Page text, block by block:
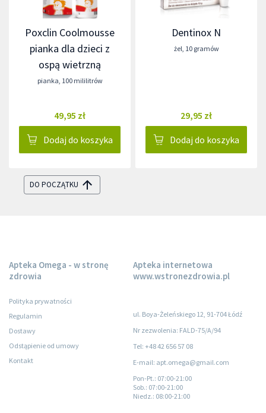
Poxclin Coolmousse
pianka dla dzieci z
ospą wietrzną
pianka, 100 mililitrów
49,95 zł
Dodaj do koszyka
Dentinox N
żel, 10 gramów
29,95 zł
Dodaj do koszyka
DO POCZĄTKU
Apteka Omega - w stronę
zdrowia
Polityka prywatności
Regulamin
Dostawy
Odstąpienie od umowy
Kontakt
Apteka internetowa
www.wstronezdrowia.pl
ul. Boya-Żeleńskiego 12, 91-704 Łódź
Nr zezwolenia: FALD-75/A/94
Tel: +48 42 656 57 08
E-mail: apt.omega@gmail.com
Pon-Pt.: 07:00-21:00
Sob.: 07:00-21:00
Niedz.: 08:00-21:00